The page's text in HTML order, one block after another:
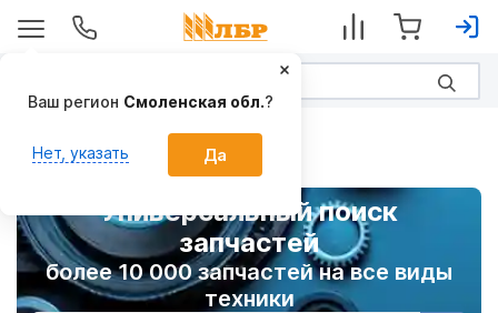
Универсальный поиск
запчастей
более 10 000 запчастей на все виды
техники
Ваш регион Смоленская обл.?
Нет, указать Да